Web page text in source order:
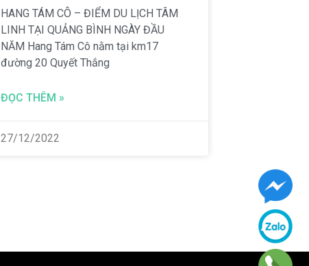
HANG TÁM CÔ – ĐIỂM DU LỊCH TÂM
LINH TẠI QUẢNG BÌNH NGÀY ĐẦU
NĂM Hang Tám Cô nằm tại km17
đường 20 Quyết Thắng
ĐỌC THÊM »
27/12/2022